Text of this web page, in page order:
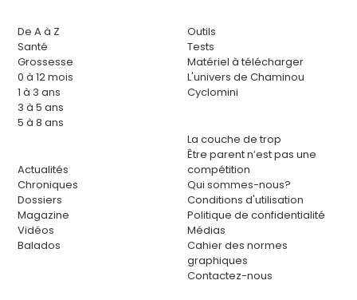
De A à Z
Santé
Grossesse
0 à 12 mois
1 à 3 ans
3 à 5 ans
5 à 8 ans
Actualités
Chroniques
Dossiers
Magazine
Vidéos
Balados
Outils
Tests
Matériel à télécharger
L'univers de Chaminou
Cyclomini
La couche de trop
Être parent n’est pas une
compétition
Qui sommes-nous?
Conditions d'utilisation
Politique de confidentialité
Médias
Cahier des normes
graphiques
Contactez-nous